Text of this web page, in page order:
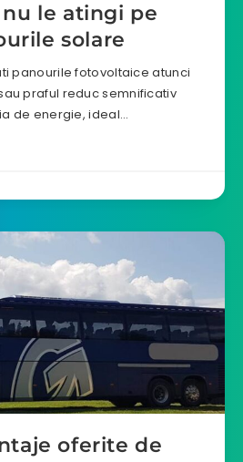
nu le atingi pe
solare
panourile fotovoltaice atunci
praful reduc semnificativ
de energie, ideal…
oferite de